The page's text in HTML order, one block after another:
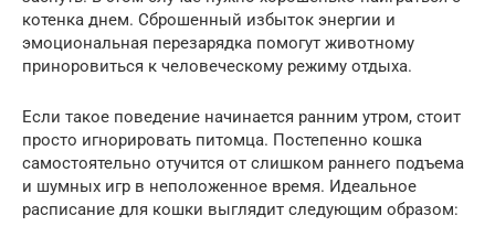
котенка днем. Сброшенный избыток энергии и
эмоциональная перезарядка помогут животному
приноровиться к человеческому режиму отдыха.
Если такое поведение начинается ранним утром, стоит
просто игнорировать питомца. Постепенно кошка
самостоятельно отучится от слишком раннего подъема
и шумных игр в неположенное время. Идеальное
расписание для кошки выглядит следующим образом: